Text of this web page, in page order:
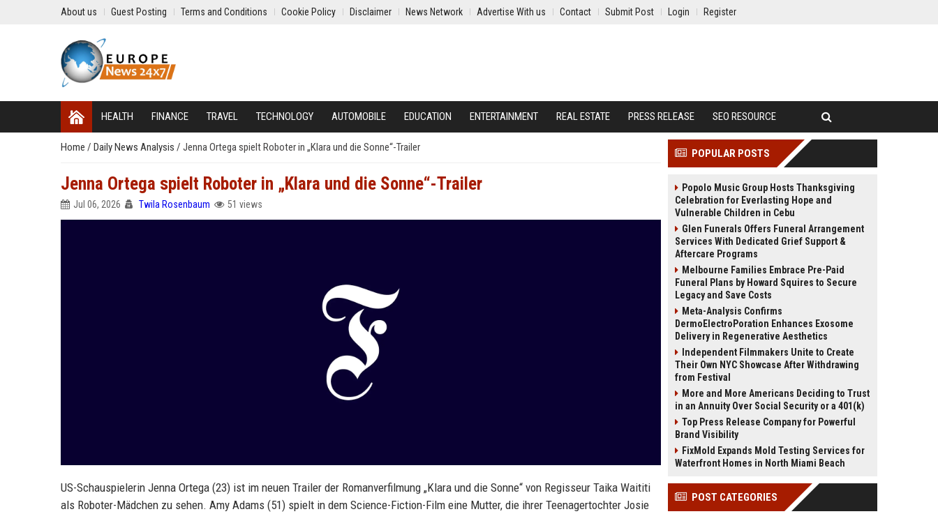
About us Guest Posting Terms and Conditions Cookie Policy Disclaimer News Network Advertise With us Contact Submit Post Login Register
HEALTH FINANCE TRAVEL TECHNOLOGY AUTOMOBILE EDUCATION ENTERTAINMENT REAL ESTATE PRESS RELEASE SEO RESOURCE
Home / Daily News Analysis / Jenna Ortega spielt Roboter in „Klara und die Sonne“-Trailer
Jenna Ortega spielt Roboter in „Klara und die Sonne“-Trailer
Jul 06, 2026 Twila Rosenbaum 51 views
US-Schauspielerin Jenna Ortega (23) ist im neuen Trailer der Romanverfilmung „Klara und die Sonne“ von Regisseur Taika Waititi
als Roboter-Mädchen zu sehen. Amy Adams (51) spielt in dem Science-Fiction-Film eine Mutter, die ihrer Teenagertochter Josie
POPULAR POSTS
Popolo Music Group Hosts Thanksgiving
Celebration for Everlasting Hope and
Vulnerable Children in Cebu
Glen Funerals Offers Funeral Arrangement
Services With Dedicated Grief Support &
Aftercare Programs
Melbourne Families Embrace Pre-Paid
Funeral Plans by Howard Squires to Secure
Legacy and Save Costs
Meta-Analysis Confirms
DermoElectroPoration Enhances Exosome
Delivery in Regenerative Aesthetics
Independent Filmmakers Unite to Create
Their Own NYC Showcase After Withdrawing
from Festival
More and More Americans Deciding to Trust
in an Annuity Over Social Security or a 401(k)
Top Press Release Company for Powerful
Brand Visibility
FixMold Expands Mold Testing Services for
Waterfront Homes in North Miami Beach
POST CATEGORIES